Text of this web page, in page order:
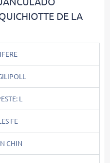
DE LA
L
FE
CHIN